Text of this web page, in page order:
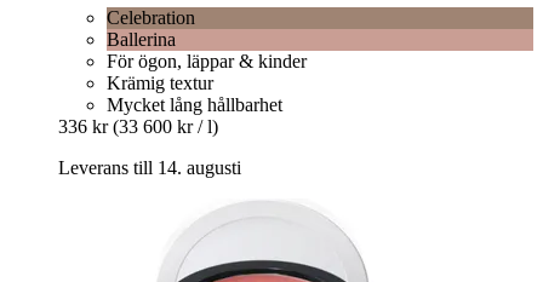
Celebration
Ballerina
För ögon, läppar & kinder
Krämig textur
Mycket lång hållbarhet
336 kr (33 600 kr / l)
Leverans till 14. augusti